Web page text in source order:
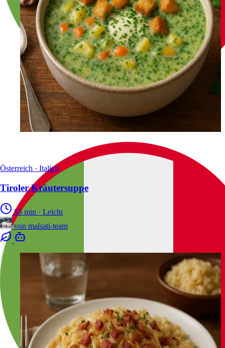
Österreich · Italien
Tiroler Kräutersuppe
55 min · Leicht
von malsati-team